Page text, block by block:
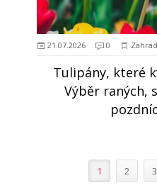
21.07.2026 0
Tulipány, které
Výběr raných,
1 2 3